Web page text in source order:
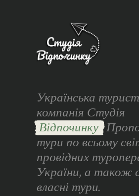
Українська
компанія Студія
Відпочинку
тури по всьому
провідних
України, а також
власні тури.